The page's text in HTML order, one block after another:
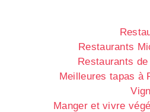
Restaurants
Restaurants de
Meilleures tapas à
Manger et vivre